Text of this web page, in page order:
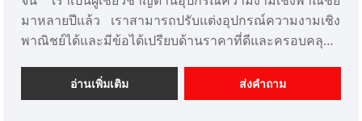
มาหลายปีแล้ว เราสามารถปรับแต่งอุปกรณ์ความงามเชิง
พาณิชย์ได้และมีข้อได้เปรียบด้านราคาที่ดีและครอบคลุม
อุปกรณ์เสริมความงามระดับมืออาชีพในประเทศจีน
อ่านเพิ่มเติม ส่งคำถาม